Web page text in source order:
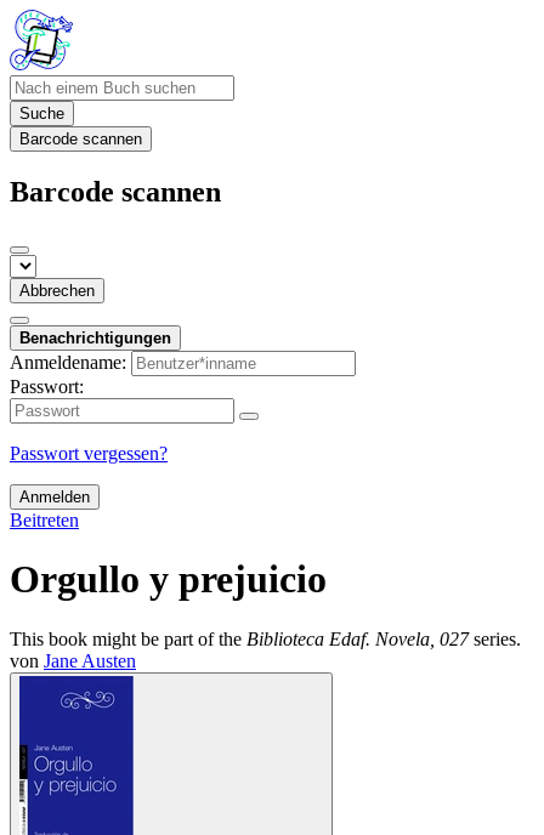
Suche
Barcode scannen
Barcode scannen
Abbrechen
Benachrichtigungen
Anmeldename:
Passwort:
Passwort vergessen?
Anmelden
Beitreten
Orgullo y prejuicio
This book might be part of the Biblioteca Edaf. Novela, 027series.
von Jane Austen